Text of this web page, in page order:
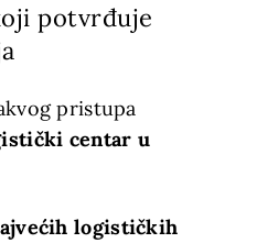
potvrđuje
pristupa
centar u
logističkih